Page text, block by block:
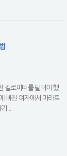
킬로미터를 달려야 했
빠진 여자에서 마라토
...